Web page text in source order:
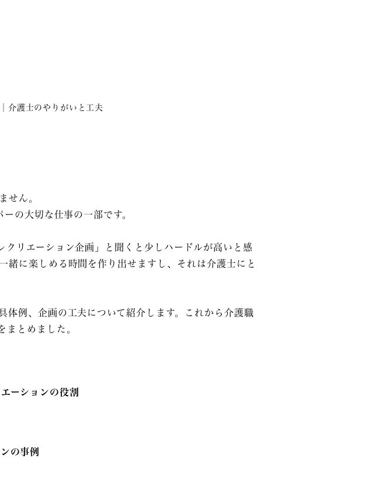
介護士のやりがいと工夫
せん。
の大切な仕事の一部です。
リエーション企画」と聞くと少しハードルが高いと感
緒に楽しめる時間を作り出せますし、それは介護士にと
例、企画の工夫について紹介します。これから介護職
まとめました。
ーションの役割
の事例